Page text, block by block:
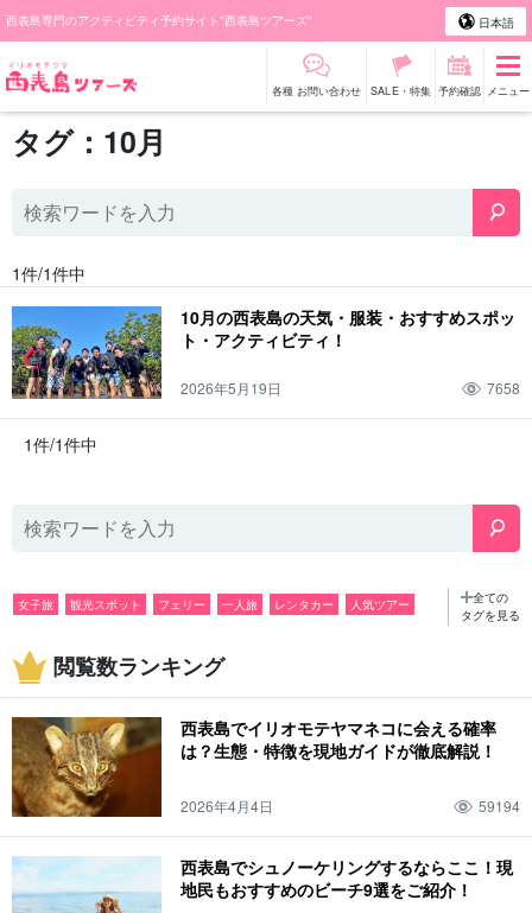
西表島専門のアクティビティ予約サイト"西表島ツアーズ" 日本語
各種 お問い合わせ SALE・特集 予約確認 メニュー
タグ：10月
1件/1件中
10月の西表島の天気・服装・おすすめスポッ
ト・アクティビティ！
2026年5月19日 7658
1件/1件中
女子旅 観光スポット フェリー 一人旅 レンタカー 人気ツアー
アクティビティ ダイビング 雨
８月 ジャングル 釣り 10月 ピナイサーラの滝 鍾乳洞 11月 春
ホタル 天気 夏
体験記 春休み ファミリー 生き物 イリオモテヤマネコ
全ての
タグを見る
閲覧数ランキング
西表島でイリオモテヤマネコに会える確率
は？生態・特徴を現地ガイドが徹底解説！
2026年4月4日 59194
西表島でシュノーケリングするならここ！現
地民もおすすめのビーチ9選をご紹介！